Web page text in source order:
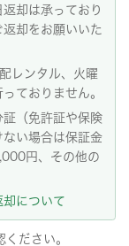
却は承っており
却をお願いいた
レンタル、火曜
ておりません。
（免許証や保険
い場合は保証金
円、その他の
却について
ださい。